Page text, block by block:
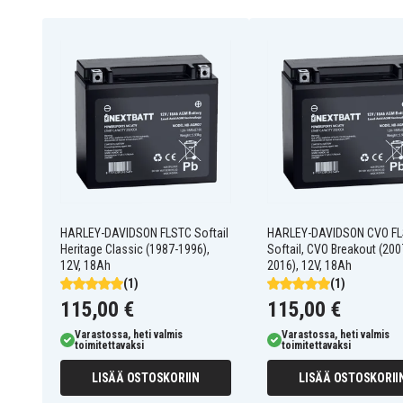
akusta erityisen sopivan ajoneuvoille, joilla on
Käyttökohteet
• Moottoripyörät
• ATV-ajoneuvot
• Mönkijät
• Maastoajoneuvot
• Vesiskootterit
Ominaisuudet
• Täyteen ladattu AGM-moottoripyöräakku –
käyttöön
• Huoltovapaa ja täysin vuotamaton edistyneen
• Joustava asennus useisiin asentoihin, ei pelkästään
HARLEY-DAVIDSON FLSTC Softail
Heritage Classic (1987-1996),
12V, 18Ah
(1)
115,00 €
Varastossa, heti valmis
toimitettavaksi
LISÄÄ OSTOSKORIIN
HARLEY-DAVIDSON CVO
Softail, CVO Breakout
2016), 12V, 18Ah
(1)
115,00 €
Varastossa, heti valmis
toimitettavaksi
LISÄÄ OSTOSKORIIN